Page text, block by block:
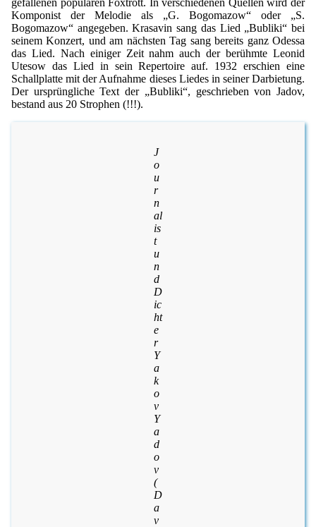
Komponist der Melodie als „G. Bogomazow“ oder „S.
Bogomazow“ angegeben. Krasavin sang das Lied „Bubliki“ bei
seinem Konzert, und am nächsten Tag sang bereits ganz Odessa
das Lied. Nach einiger Zeit nahm auch der berühmte Leonid
Utesow das Lied in sein Repertoire auf. 1932 erschien eine
Schallplatte mit der Aufnahme dieses Liedes in seiner Darbietung.
Der ursprüngliche Text der „Bubliki“, geschrieben von Jadov,
bestand aus 20 Strophen (!!!).
J
o
u
r
n
al
is
t
u
n
d
D
ic
ht
e
r
Y
a
k
o
v
Y
a
d
o
v
(
D
a
v